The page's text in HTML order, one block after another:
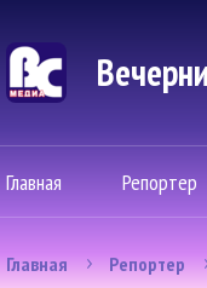
Главная Репортер
Главная Репортер